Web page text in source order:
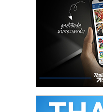
ปรึกษา